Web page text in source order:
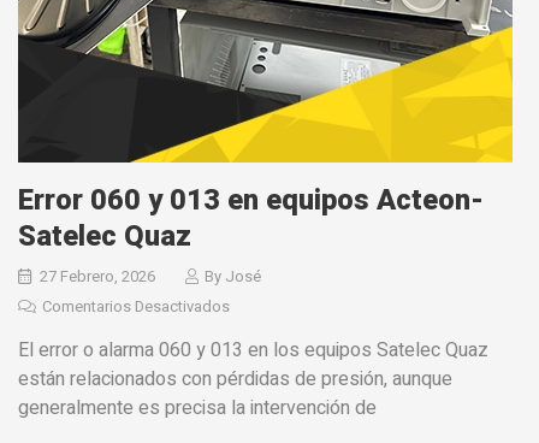
Error 060 y 013 en equipos Acteon-
Satelec Quaz
27 Febrero, 2026 By José
Comentarios Desactivados
El error o alarma 060 y 013 en los equipos Satelec Quaz
están relacionados con pérdidas de presión, aunque
generalmente es precisa la intervención de